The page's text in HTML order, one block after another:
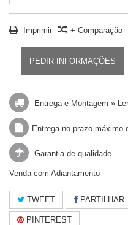
Imprimir + Comparação
PEDIR INFORMAÇÕES
Entrega e Montagem »
Entrega no prazo máximo
Garantia de qualidade
Venda com Adiantamento
TWEET PARTILHAR
PINTEREST